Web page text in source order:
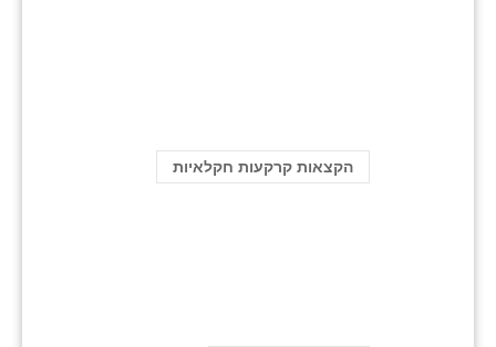
הקצאות קרקעות חקלאיות